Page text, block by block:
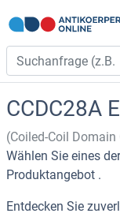
CCDC28A
(Coiled-Coil
Wählen Sie eines
Produktangebot .
Entdecken Sie